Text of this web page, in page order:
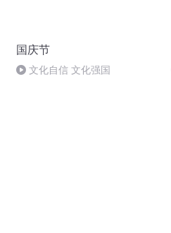
国庆节
文化自信 文化强国